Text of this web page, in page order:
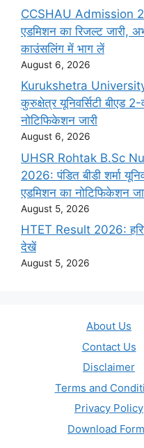
CCSHAU Admission
एडमिशन का रिजल्ट जारी,
काउंसलिंग में भाग लें
August 6, 2026
Kurukshetra
कुरुक्षेत्र यूनिवर्सिटी बीएड 2-
नोटिफिकेशन जारी
August 6, 2026
UHSR Rohtak B.Sc
2026: पंडित बीडी शर्मा
एडमिशन का नोटिफिकेशन
August 5, 2026
HTET Result 2026:
देखें
August 5, 2026
About Us
Contact Us
Disclaimer
Terms and
Privacy Policy
Download